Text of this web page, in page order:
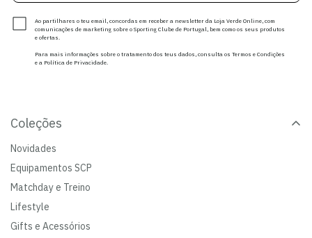
Ao partilhares o teu email, concordas em receber a newsletter da Loja Verde Online, com
comunicações de marketing sobre o Sporting Clube de Portugal, bem como os seus produtos
e ofertas.
Para mais informações sobre o tratamento dos teus dados, consulta os Termos e Condições
e a Política de Privacidade.
Coleções
Novidades
Equipamentos SCP
Matchday e Treino
Lifestyle
Gifts e Acessórios